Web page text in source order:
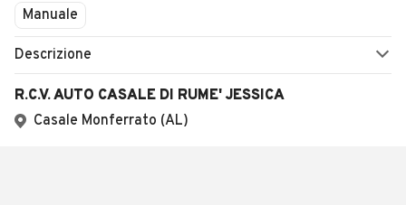
Manuale
Descrizione
R.C.V. AUTO CASALE DI RUME' JESSICA
Casale Monferrato (AL)